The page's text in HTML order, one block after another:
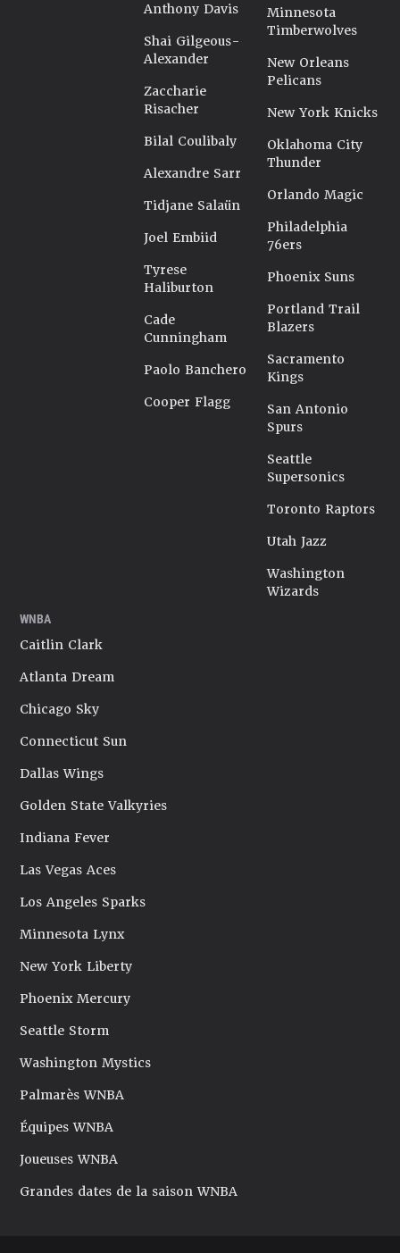
Anthony Davis
Shai Gilgeous-
Alexander
Zaccharie
Risacher
Bilal Coulibaly
Alexandre Sarr
Tidjane Salaün
Joel Embiid
Tyrese
Haliburton
Cade
Cunningham
Paolo Banchero
Cooper Flagg
Minnesota
Timberwolves
New Orleans
Pelicans
New York Knicks
Oklahoma City
Thunder
Orlando Magic
Philadelphia
76ers
Phoenix Suns
Portland Trail
Blazers
Sacramento
Kings
San Antonio
Spurs
Seattle
Supersonics
Toronto Raptors
Utah Jazz
Washington
Wizards
WNBA
Caitlin Clark
Atlanta Dream
Chicago Sky
Connecticut Sun
Dallas Wings
Golden State Valkyries
Indiana Fever
Las Vegas Aces
Los Angeles Sparks
Minnesota Lynx
New York Liberty
Phoenix Mercury
Seattle Storm
Washington Mystics
Palmarès WNBA
Équipes WNBA
Joueuses WNBA
Grandes dates de la saison WNBA